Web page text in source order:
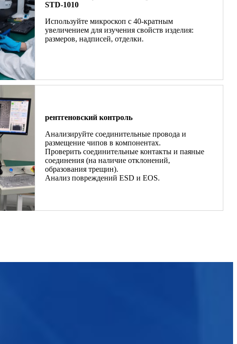
STD-1010
Используйте микроскоп с 40-кратным
увеличением для изучения свойств изделия:
размеров, надписей, отделки.
рентгеновский контроль
Анализируйте соединительные провода и
размещение чипов в компонентах.
Проверить соединительные контакты и паяные
соединения (на наличие отклонений,
образования трещин).
Анализ повреждений ESD и EOS.